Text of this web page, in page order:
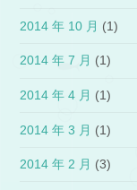
2014 年 10 月 (1)
2014 年 7 月 (1)
2014 年 4 月 (1)
2014 年 3 月 (1)
2014 年 2 月 (3)